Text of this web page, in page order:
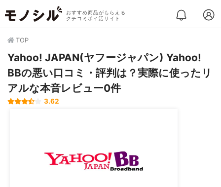
おすすめ商品がもらえる
クチコミポイ活サイト
TOP
Yahoo! JAPAN(ヤフージャパン) Yahoo!
BBの悪い口コミ・評判は？実際に使ったリ
アルな本音レビュー0件
3.62